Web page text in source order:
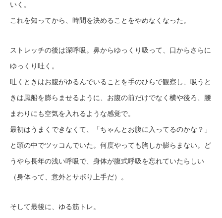
いく。
これを知ってから、時間を決めることをやめなくなった。
ストレッチの後は深呼吸。鼻からゆっくり吸って、口からさらに
ゆっくり吐く。
吐くときはお腹がゆるんでいることを手のひらで観察し、吸うと
きは風船を膨らませるように、お腹の前だけでなく横や後ろ、腰
まわりにも空気を入れるような感覚で。
最初はうまくできなくて、「ちゃんとお腹に入ってるのかな？」
と頭の中でツッコんでいた。何度やっても胸しか膨らまない。ど
うやら長年の浅い呼吸で、身体が腹式呼吸を忘れていたらしい
（身体って、意外とサボり上手だ）。
そして最後に、ゆる筋トレ。